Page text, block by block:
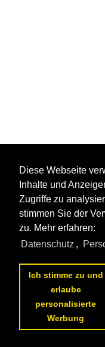
Diese Webseite
Inhalte und
Zugriffe zu
stimmen Sie der
zu. Mehr erfahren:
Datenschutz ,
Ich stimme zu und
erlaube
personalisierte
Werbung